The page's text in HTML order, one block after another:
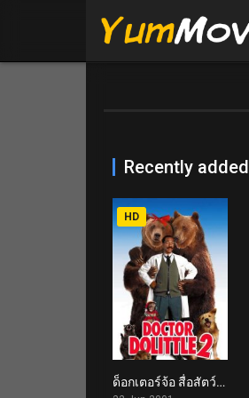
Recently added
4.7
HD
ด็อกเตอร์จ้อ สื่อสัตว์โลกมหัศจรรย์ 2 Dr. Dolittle 2 (2001)